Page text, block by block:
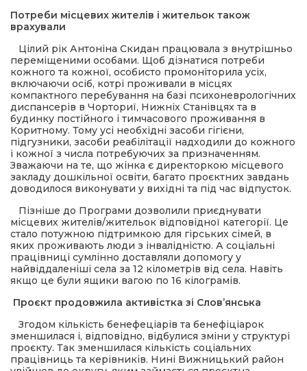
Потреби місцевих жителів і жительок також
врахували
Цілий рік Антоніна Скидан працювала з внутрішньо
переміщеними особами. Щоб дізнатися потреби
кожного та кожної, особисто промоніторила усіх,
включаючи осіб, котрі проживали в місцях
компактного перебування на базі психоневрологічних
диспансерів в Чорториї, Нижніх Станівцях та в
будинку постійного і тимчасового проживання в
Коритному. Тому усі необхідні засоби гігієни,
підгузники, засоби реабілітації надходили до кожного
і кожної з числа потребуючих за призначенням.
Зважаючи на те, що жінка є директоркою місцевого
закладу дошкільної освіти, багато проєктних завдань
доводилося виконувати у вихідні та під час відпусток.
Пізніше до Програми дозволили приєднувати
місцевих жителів/жительок відповідної категорії. Це
стало потужною підтримкою для гірських сімей, в
яких проживають люди з інвалідністю. А соціальні
працівниці сумлінно доставляли допомогу у
найвіддаленіші села за 12 кілометрів від села. Навіть
якщо це були ящики вагою по 16 кілограмів.
Проєкт продовжила активістка зі Слов’янська
Згодом кількість бенефеціарів та бенефіціарок
зменшилася і, відповідно, відбулися зміни у структурі
проєкту. Так зменшилася кількість соціальних
працівниць та керівників. Нині Вижницький район